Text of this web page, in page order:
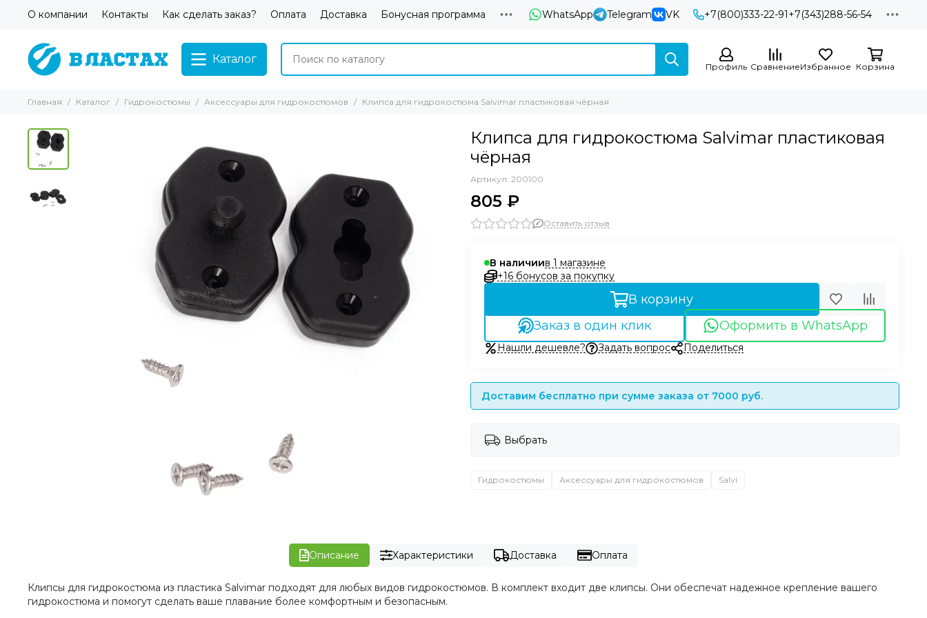
О компании Контакты Как сделать заказ? Оплата Доставка Бонусная программа WhatsApp Telegram VK +7(800)333-22-91+7(343)288-56-54
Каталог
Профиль СравнениеИзбранное Корзина
Главная Каталог Гидрокостюмы Аксессуары для гидрокостюмов Клипса для гидрокостюма Salvimar пластиковая чёрная
Клипса для гидрокостюма Salvimar пластиковая
чёрная
Артикул: 200100
805 ₽
Оставить отзыв
В наличиив 1 магазине
+16 бонусов за покупку
В корзину
Заказ в один клик
Оформить в WhatsApp
Нашли дешевле? Задать вопрос Поделиться
Доставим бесплатно при сумме заказа от 7000 руб.
Выбрать
Гидрокостюмы Аксессуары для гидрокостюмов Salvi
Описание Характеристики Доставка Оплата
Клипсы для гидрокостюма из пластика Salvimar подходят для любых видов гидрокостюмов. В комплект входит две клипсы. Они обеспечат надежное крепление вашего
гидрокостюма и помогут сделать ваше плавание более комфортным и безопасным.